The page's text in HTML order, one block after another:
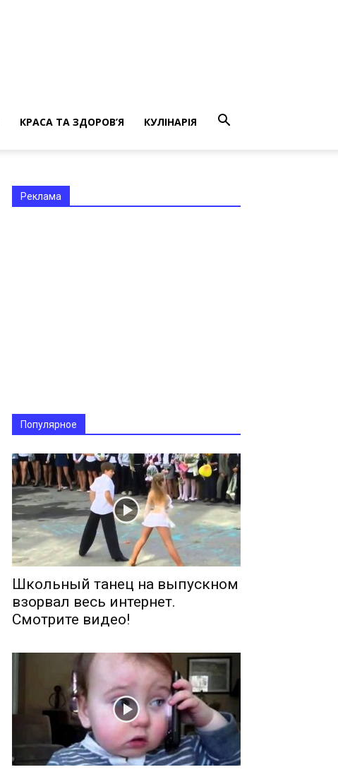
КРАСА ТА ЗДОРОВ’Я КУЛІНАРІЯ
Реклама
Популярное
Школьный танец на выпускном
взорвал весь интернет.
Смотрите видео!